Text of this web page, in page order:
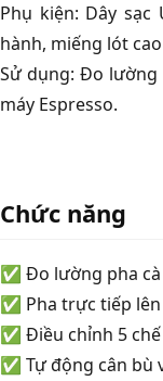
Phụ kiện: Dây sạc
hành, miếng lót
Sử dụng: Đo
máy Espresso.
Chức năng
✅ Đo lường pha
✅ Pha trực tiếp
✅ Điều chỉnh 5
✅ Tự động cân bù